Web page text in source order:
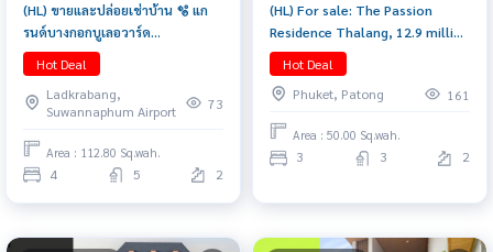
(HL) ขายและปล่อยเช่าบ้าน 🫧 แก
รนด์บางกอกบูเลอวาร์ด
กรุงเทพกรีฑา 4 🛌 5 🛁 4 🚘 1 ห้อง
แม่บ้าน 521 ตร.ม. 112.8 ตร.วา. นัด
ชมบ้าน 065-6956939 (ลูกเกด)
Hot Deal
Ladkrabang,
Suwannaphum Airport
73
Area : 112.80 Sq.wah.
4 5 2
(HL) For sale: The Passion
Residence Thalang, 12.9 million
baht.
Hot Deal
Phuket, Patong
161
Area : 50.00 Sq.wah.
3 3 2